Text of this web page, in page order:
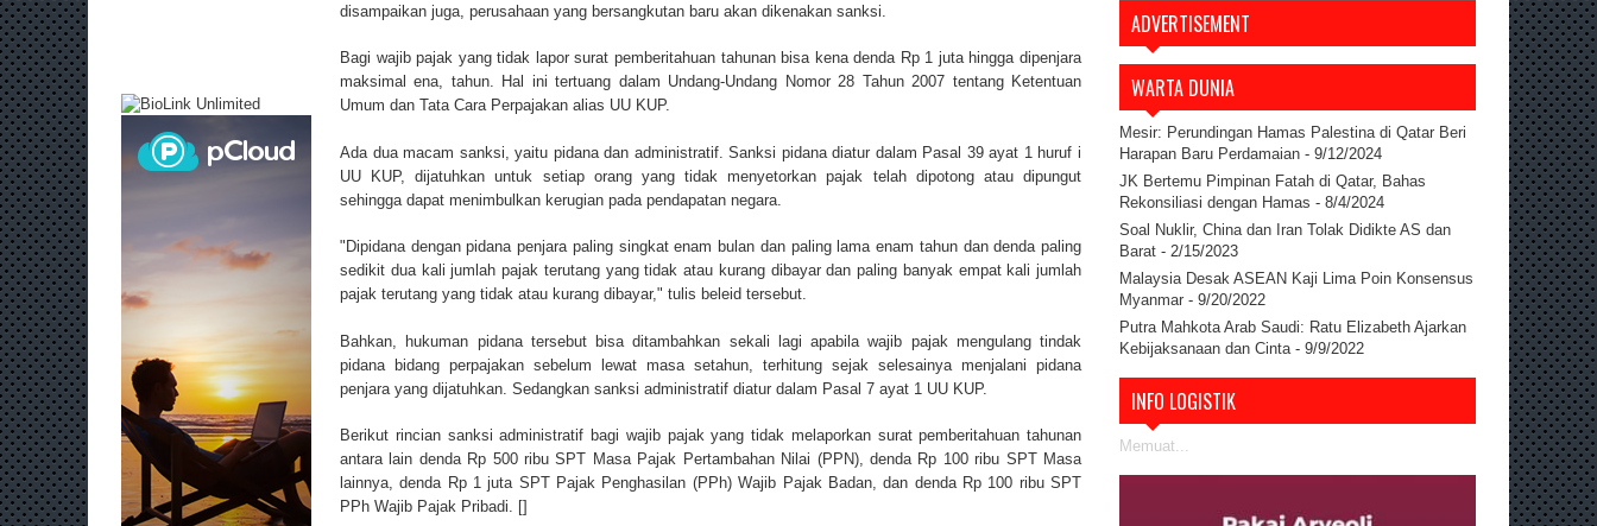
disampaikan juga, perusahaan yang bersangkutan baru akan dikenakan sanksi.
Bagi wajib pajak yang tidak lapor surat pemberitahuan tahunan bisa kena denda Rp 1 juta hingga dipenjara
maksimal ena, tahun. Hal ini tertuang dalam Undang-Undang Nomor 28 Tahun 2007 tentang Ketentuan
Umum dan Tata Cara Perpajakan alias UU KUP.
Ada dua macam sanksi, yaitu pidana dan administratif. Sanksi pidana diatur dalam Pasal 39 ayat 1 huruf i
UU KUP, dijatuhkan untuk setiap orang yang tidak menyetorkan pajak telah dipotong atau dipungut
sehingga dapat menimbulkan kerugian pada pendapatan negara.
"Dipidana dengan pidana penjara paling singkat enam bulan dan paling lama enam tahun dan denda paling
sedikit dua kali jumlah pajak terutang yang tidak atau kurang dibayar dan paling banyak empat kali jumlah
pajak terutang yang tidak atau kurang dibayar," tulis beleid tersebut.
Bahkan, hukuman pidana tersebut bisa ditambahkan sekali lagi apabila wajib pajak mengulang tindak
pidana bidang perpajakan sebelum lewat masa setahun, terhitung sejak selesainya menjalani pidana
penjara yang dijatuhkan. Sedangkan sanksi administratif diatur dalam Pasal 7 ayat 1 UU KUP.
Berikut rincian sanksi administratif bagi wajib pajak yang tidak melaporkan surat pemberitahuan tahunan
antara lain denda Rp 500 ribu SPT Masa Pajak Pertambahan Nilai (PPN), denda Rp 100 ribu SPT Masa
lainnya, denda Rp 1 juta SPT Pajak Penghasilan (PPh) Wajib Pajak Badan, dan denda Rp 100 ribu SPT
PPh Wajib Pajak Pribadi. []
ADVERTISEMENT
WARTA DUNIA
Mesir: Perundingan Hamas Palestina di Qatar Beri
Harapan Baru Perdamaian - 9/12/2024
JK Bertemu Pimpinan Fatah di Qatar, Bahas
Rekonsiliasi dengan Hamas - 8/4/2024
Soal Nuklir, China dan Iran Tolak Didikte AS dan
Barat - 2/15/2023
Malaysia Desak ASEAN Kaji Lima Poin Konsensus
Myanmar - 9/20/2022
Putra Mahkota Arab Saudi: Ratu Elizabeth Ajarkan
Kebijaksanaan dan Cinta - 9/9/2022
INFO LOGISTIK
Memuat...